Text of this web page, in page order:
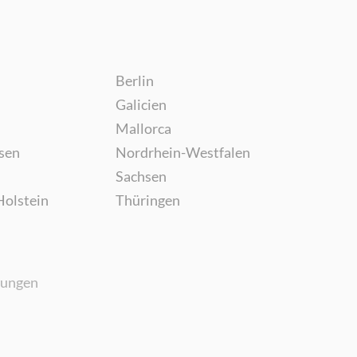
Berlin
Galicien
Mallorca
Nordrhein-Westfalen
Sachsen
Thüringen